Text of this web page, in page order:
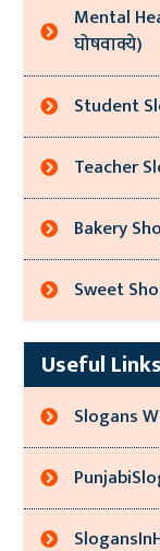
Mental
घोषवाक्ये)
Student
Teacher
Bakery
Sweet
Useful Links
Slogans